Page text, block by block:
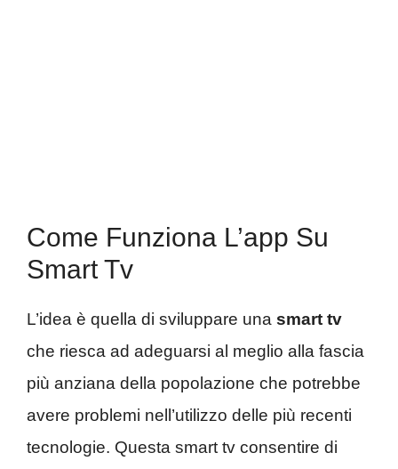
Come Funziona L’app Su
Smart Tv
L’idea è quella di sviluppare una smart tv
che riesca ad adeguarsi al meglio alla fascia
più anziana della popolazione che potrebbe
avere problemi nell’utilizzo delle più recenti
tecnologie. Questa smart tv consentire di